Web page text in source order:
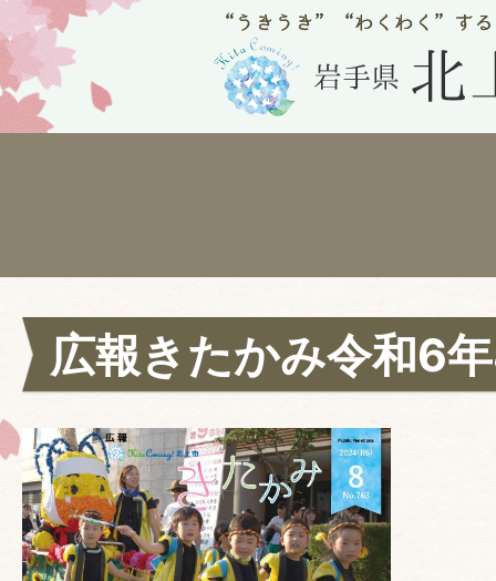
広報きたかみ令和6